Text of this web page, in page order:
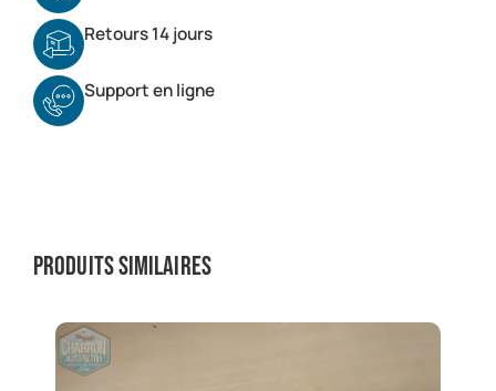
Retours 14 jours
Support en ligne
Produits similaires